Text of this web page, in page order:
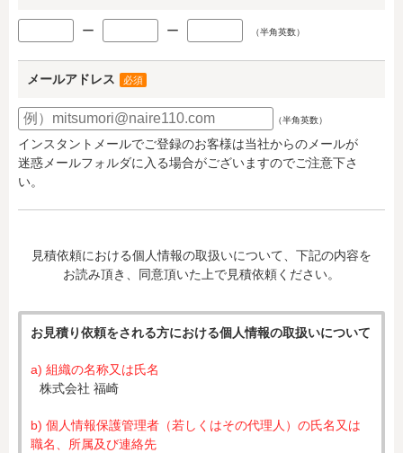
ー ー （半角英数）
メールアドレス 必須
（半角英数）
インスタントメールでご登録のお客様は当社からのメールが
迷惑メールフォルダに入る場合がございますのでご注意下さ
い。
見積依頼における個人情報の取扱いについて、下記の内容を
お読み頂き、同意頂いた上で見積依頼ください。
お見積り依頼をされる方における個人情報の取扱いについて
a) 組織の名称又は氏名
株式会社 福崎
b) 個人情報保護管理者（若しくはその代理人）の氏名又は
職名、所属及び連絡先